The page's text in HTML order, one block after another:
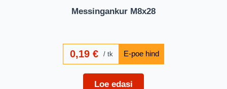
Messingankur M8x28
0,19€ tk
Loe edasi